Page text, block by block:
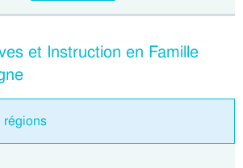
et Instruction en Famille
régions